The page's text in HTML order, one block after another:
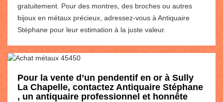
gratuitement. Pour des montres, des broches ou autres
bijoux en métaux précieux, adressez-vous à Antiquaire
Stéphane pour leur estimation à la juste valeur.
Pour la vente d’un pendentif en or à Sully
La Chapelle, contactez Antiquaire Stéphane
, un antiquaire professionnel et honnête